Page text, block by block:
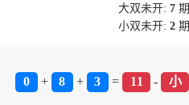
大双未开: 7期
小双未开: 2期
0 + 8 + 3 = 11 - 小